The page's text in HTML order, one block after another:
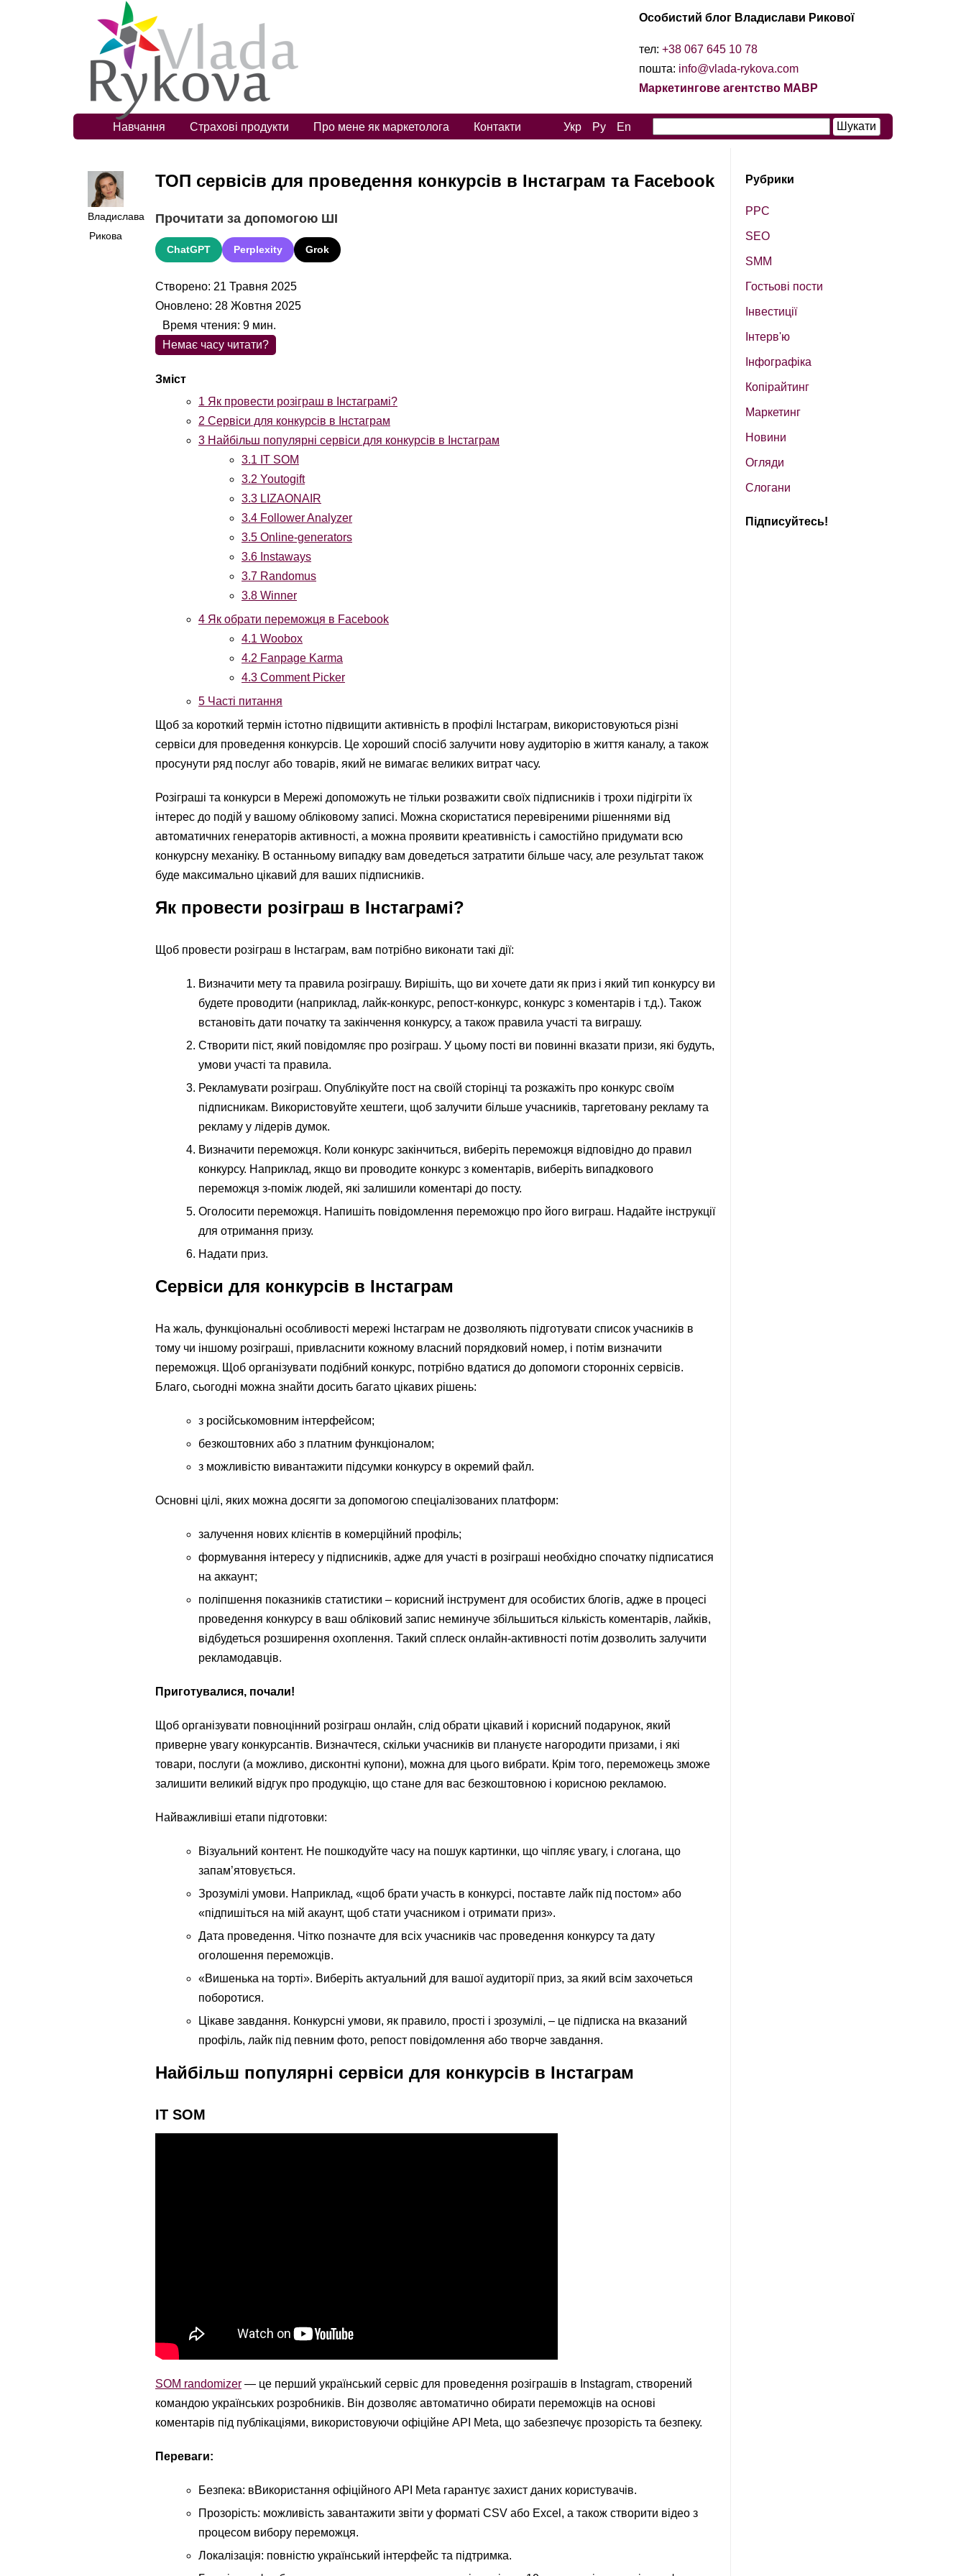
Особистий блог Владислави Рикової
тел: +38 067 645 10 78
пошта: info@vlada-rykova.com
Маркетингове агентство МАВР
Навчання Страхові продукти Про мене як маркетолога Контакти Укр Ру En
Владислава
Рикова
ТОП сервісів для проведення конкурсів в Інстаграм та Facebook
Прочитати за допомогою ШІ
ChatGPT Perplexity Grok
Створено: 21 Травня 2025
Оновлено: 28 Жовтня 2025
Немає часу читати?
1 Як провести розіграш в Інстаграмі?
2 Сервіси для конкурсів в Інстаграм
3 Найбільш популярні сервіси для конкурсів в Інстаграм
3.1 IT SOM
3.2 Youtogift
3.3 LIZAONAIR
3.4 Follower Analyzer
3.5 Online-generators
3.6 Instaways
3.7 Randomus
3.8 Winner
4 Як обрати переможця в Facebook
4.1 Woobox
4.2 Fanpage Karma
4.3 Comment Picker
5 Часті питання
Время чтения: 9 мин.
Щоб за короткий термін істотно підвищити активність в профілі Інстаграм, використовуються різні
сервіси для проведення конкурсів. Це хороший спосіб залучити нову аудиторію в життя каналу, а також
просунути ряд послуг або товарів, який не вимагає великих витрат часу.
Розіграші та конкурси в Мережі допоможуть не тільки розважити своїх підписників і трохи підігріти їх
інтерес до подій у вашому обліковому записі. Можна скористатися перевіреними рішеннями від
автоматичних генераторів активності, а можна проявити креативність і самостійно придумати всю
конкурсну механіку. В останньому випадку вам доведеться затратити більше часу, але результат також
буде максимально цікавий для ваших підписників.
Як провести розіграш в Інстаграмі?
Щоб провести розіграш в Інстаграм, вам потрібно виконати такі дії:
Визначити мету та правила розіграшу. Вирішіть, що ви хочете дати як приз і який тип конкурсу ви
будете проводити (наприклад, лайк-конкурс, репост-конкурс, конкурс з коментарів і т.д.). Також
встановіть дати початку та закінчення конкурсу, а також правила участі та виграшу.
Створити піст, який повідомляє про розіграш. У цьому пості ви повинні вказати призи, які будуть,
умови участі та правила.
Рекламувати розіграш. Опублікуйте пост на своїй сторінці та розкажіть про конкурс своїм
підписникам. Використовуйте хештеги, щоб залучити більше учасників, таргетовану рекламу та
рекламу у лідерів думок.
Визначити переможця. Коли конкурс закінчиться, виберіть переможця відповідно до правил
конкурсу. Наприклад, якщо ви проводите конкурс з коментарів, виберіть випадкового
переможця з-поміж людей, які залишили коментарі до посту.
Оголосити переможця. Напишіть повідомлення переможцю про його виграш. Надайте інструкції
для отримання призу.
Надати приз.
Сервіси для конкурсів в Інстаграм
На жаль, функціональні особливості мережі Інстаграм не дозволяють підготувати список учасників в
тому чи іншому розіграші, привласнити кожному власний порядковий номер, і потім визначити
переможця. Щоб організувати подібний конкурс, потрібно вдатися до допомоги сторонніх сервісів.
Благо, сьогодні можна знайти досить багато цікавих рішень:
з російськомовним інтерфейсом;
безкоштовних або з платним функціоналом;
з можливістю вивантажити підсумки конкурсу в окремий файл.
Основні цілі, яких можна досягти за допомогою спеціалізованих платформ:
залучення нових клієнтів в комерційний профіль;
формування інтересу у підписників, адже для участі в розіграші необхідно спочатку підписатися
на аккаунт;
поліпшення показників статистики – корисний інструмент для особистих блогів, адже в процесі
проведення конкурсу в ваш обліковий запис неминуче збільшиться кількість коментарів, лайків,
відбудеться розширення охоплення. Такий сплеск онлайн-активності потім дозволить залучити
рекламодавців.
Приготувалися, почали!
Щоб організувати повноцінний розіграш онлайн, слід обрати цікавий і корисний подарунок, який
приверне увагу конкурсантів. Визначтеся, скільки учасників ви плануєте нагородити призами, і які
товари, послуги (а можливо, дисконтні купони), можна для цього вибрати. Крім того, переможець зможе
залишити великий відгук про продукцію, що стане для вас безкоштовною і корисною рекламою.
Найважливіші етапи підготовки:
Візуальний контент. Не пошкодуйте часу на пошук картинки, що чіпляє увагу, і слогана, що
запам’ятовується.
Зрозумілі умови. Наприклад, «щоб брати участь в конкурсі, поставте лайк під постом» або
«підпишіться на мій акаунт, щоб стати учасником і отримати приз».
Дата проведення. Чітко позначте для всіх учасників час проведення конкурсу та дату
оголошення переможців.
«Вишенька на торті». Виберіть актуальний для вашої аудиторії приз, за ​​який всім захочеться
поборотися.
Цікаве завдання. Конкурсні умови, як правило, прості і зрозумілі, – це підписка на вказаний
профіль, лайк під певним фото, репост повідомлення або творче завдання.
Найбільш популярні сервіси для конкурсів в Інстаграм
IT SOM
SOM randomizer — це перший український сервіс для проведення розіграшів в Instagram, створений
командою українських розробників. Він дозволяє автоматично обирати переможців на основі
коментарів під публікаціями, використовуючи офіційне API Meta, що забезпечує прозорість та безпеку.
Переваги:
Безпека: вВикористання офіційного API Meta гарантує захист даних користувачів.
Прозорість: можливість завантажити звіти у форматі CSV або Excel, а також створити відео з
процесом вибору переможця.
Локалізація: повністю український інтерфейс та підтримка.
Рубрики
PPC
SEO
SМM
Гостьові пости
Інвестиції
Інтерв'ю
Інфографіка
Копірайтинг
Маркетинг
Новини
Огляди
Слогани
Підписуйтесь!